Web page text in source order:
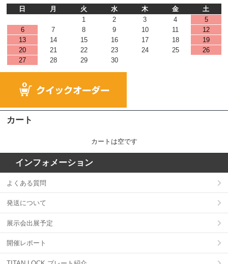
日
月 火 水 木 金
土
1
2 3 4
5
6
7 8 9 10 11
12
13
14 15 16 17 18
19
20
21 22 23 24 25
26
27
28 29 30
カート
カートは空です
インフォメーション
よくある質問
発送について
展示会出展予定
開催レポート